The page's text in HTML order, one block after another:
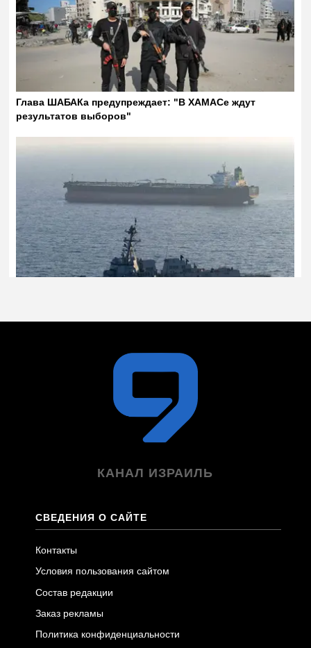
КАНАЛ ИЗРАИЛЬ
СВЕДЕНИЯ О САЙТЕ
Контакты
Условия пользования сайтом
Состав редакции
Заказ рекламы
Политика конфиденциальности